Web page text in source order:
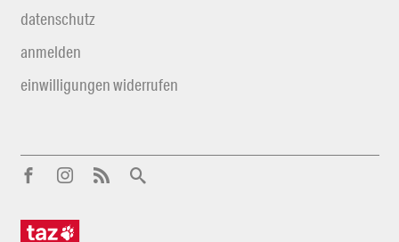
datenschutz
anmelden
einwilligungen widerrufen